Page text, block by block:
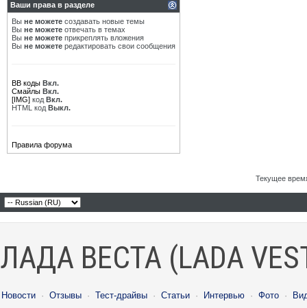
Ваши права в разделе
Вы не можете создавать новые темы
Вы не можете отвечать в темах
Вы не можете прикреплять вложения
Вы не можете редактировать свои сообщения
BB коды Вкл.
Смайлы Вкл.
[IMG] код Вкл.
HTML код Выкл.
Правила форума
Текущее
ЛАДА ВЕСТА (LADA
Новости · Отзывы · Тест-драйвы · Статьи · Интервью · Фото ·